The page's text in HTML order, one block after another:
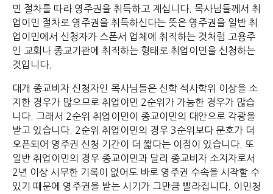
민 절차를 따라 영주권을 취득하고 계십니다. 목사님들께서 취
업이민 절차로 영주권을 취득하신다는 뜻은 영주권을 일반 취
업이민에서 신청자가 스폰서 업체에 취직하는 것처럼 고용주
인 교회나 종교기관에 취직하는 형태로 취업이민을 신청하는
것입니다.
대개 종교비자 신청자인 목사님들은 신학 석사학위 이상을 소
지한 경우가 많으므로 취업이민 2순위가 가능한 경우가 많습
니다. 그래서 2순위 취업이민이 종교이민의 대안으로 각광을
받고 있습니다. 2순위 취업이민의 경우 3순위보다 문호가 더
오픈되어 영주권 신청 기간이 더 짧다는 이점이 있습니다. 또
일반 취업이민의 경우 종교이민과 달리 종교비자 소지자로서
2년 이상 시무한 기록이 없어도 바로 영주권 수속을 시작할 수
있기 때문에 영주권을 받는 시기가 그만큼 빨라집니다. 이민청